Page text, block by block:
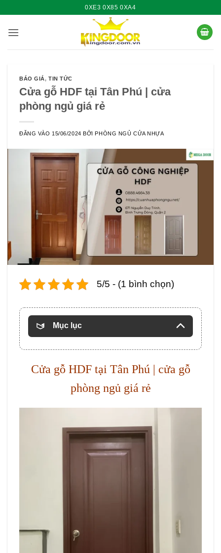
nội
0XE3 0X85 0XA4
BÁO GIÁ,TIN TỨC
Cửa gỗ HDF tại Tân Phú | cửa
phòng ngủ giá rẻ
ĐĂNG VÀO 15/06/2024 BỞIPHÒNG NGỦ CỬA NHỰA
5/5 - (1 bình chọn)
Mục lục
Cửa gỗ HDF tại Tân Phú | cửa gỗ
phòng ngủ giá rẻ